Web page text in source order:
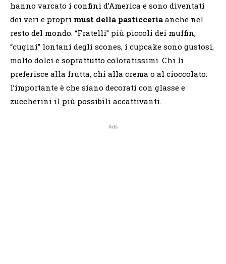
hanno varcato i confini d’America e sono diventati
dei veri e propri must della pasticceria anche nel
resto del mondo. “Fratelli” più piccoli dei muffin,
“cugini” lontani degli scones, i cupcake sono gustosi,
molto dolci e soprattutto coloratissimi. Chi li
preferisce alla frutta, chi alla crema o al cioccolato:
l’importante è che siano decorati con glasse e
zuccherini il più possibili accattivanti.
Ads